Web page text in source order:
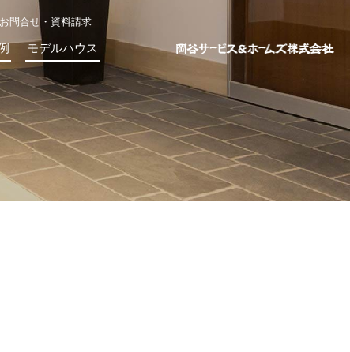
お問合せ・資料請求
モデルハウス